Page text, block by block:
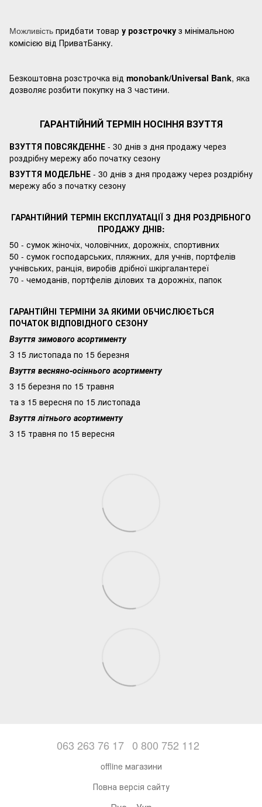
Можливість придбати товар у розстрочку з мінімальною
комісією від ПриватБанку.
Безкоштовна розстрочка від monobank/Universal Bank, яка
дозволяє розбити покупку на 3 частини.
ГАРАНТІЙНИЙ ТЕРМІН НОСІННЯ ВЗУТТЯ
ВЗУТТЯ ПОВСЯКДЕННЕ - 30 днів з дня продажу через
роздрібну мережу або початку сезону
ВЗУТТЯ МОДЕЛЬНЕ - 30 днів з дня продажу через роздрібну
мережу або з початку сезону
ГАРАНТІЙНИЙ ТЕРМІН ЕКСПЛУАТАЦІЇ З ДНЯ РОЗДРІБНОГО
ПРОДАЖУ ДНІВ:
50 - сумок жіночіх, чоловічних, дорожніх, спортивних
50 - сумок господарських, пляжних, для учнів, портфелів
учнівських, ранція, виробів дрібної шкіргалантереї
70 - чемоданів, портфелів ділових та дорожніх, папок
ГАРАНТІЙНІ ТЕРМІНИ ЗА ЯКИМИ ОБЧИСЛЮЄТЬСЯ
ПОЧАТОК ВІДПОВІДНОГО СЕЗОНУ
Взуття зимового асортименту
З 15 листопада по 15 березня
Взуття весняно-осіннього асортименту
3 15 березня по 15 травня
та з 15 вересня по 15 листопада
Взуття літнього асортименту
3 15 травня по 15 вересня
063 263 76 17 0 800 752 112
offline магазини
Повна версія сайту